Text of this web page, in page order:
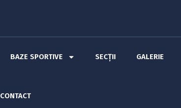
BAZE SPORTIVE SECȚII GALERIE
CONTACT